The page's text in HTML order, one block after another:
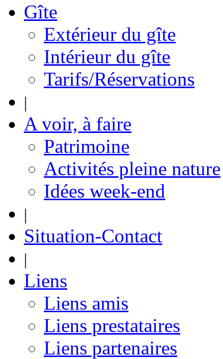
Gîte
Extérieur du gîte
Intérieur du gîte
Tarifs/Réservations
|
A voir, à faire
Patrimoine
Activités pleine nature
Idées week-end
|
Situation-Contact
|
Liens
Liens amis
Liens prestataires
Liens partenaires